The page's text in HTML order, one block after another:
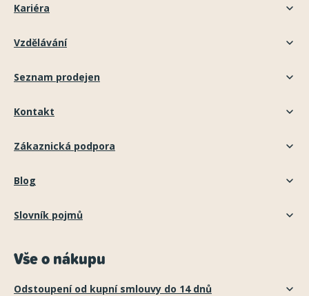
Kariéra
Vzdělávání
Seznam prodejen
Kontakt
Zákaznická podpora
Blog
Slovník pojmů
Vše o nákupu
Odstoupení od kupní smlouvy do 14 dnů